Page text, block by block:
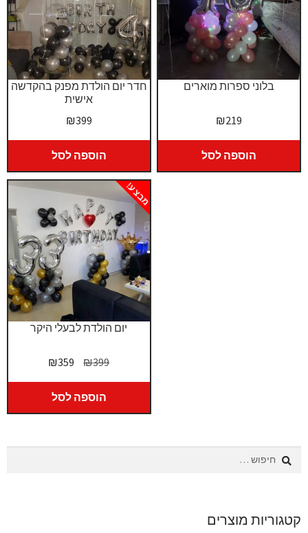
חדר יום הולדת מפנק בהקדשה
אישית
₪399
הוספה לסל
בלוני ספרות מוארים
₪219
הוספה לסל
יום הולדת לבעלי היקר
מבצע!
₪399
המחיר
המקורי
היה:
₪399.
₪359
המחיר
הנוכחי
₪359.
הוספה לסל
חיפוש:
קטגוריות מוצרים